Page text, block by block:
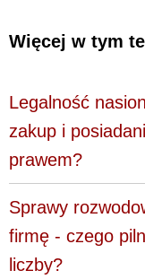
Więcej w tym
Legalność
zakup i
prawem?
Sprawy
firmę - czego
liczby?